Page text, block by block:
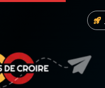
Facebook